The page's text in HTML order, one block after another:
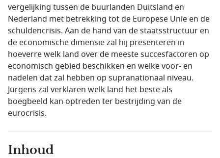
vergelijking tussen de buurlanden Duitsland en
Nederland met betrekking tot de Europese Unie en de
schuldencrisis. Aan de hand van de staatsstructuur en
de economische dimensie zal hij presenteren in
hoeverre welk land over de meeste succesfactoren op
economisch gebied beschikken en welke voor- en
nadelen dat zal hebben op supranationaal niveau.
Jürgens zal verklaren welk land het beste als
boegbeeld kan optreden ter bestrijding van de
eurocrisis.
Inhoud